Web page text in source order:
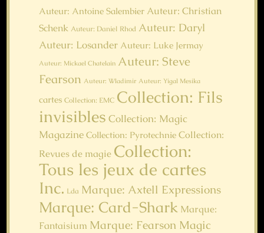
Auteur: Antoine Salembier Auteur: Christian
Schenk Auteur: Daniel Rhod Auteur: Daryl
Auteur: Losander Auteur: Luke Jermay
Auteur: Mickael Chatelain Auteur: Steve
Fearson Auteur: Wladimir Auteur: Yigal Mesika
cartes Collection: EMC Collection: Fils
invisibles Collection: Magic
Magazine Collection: Pyrotechnie Collection:
Revues de magie Collection:
Tous les jeux de cartes
Inc. Lda Marque: Axtell Expressions
Marque: Card-Shark Marque:
Fantaisium Marque: Fearson Magic